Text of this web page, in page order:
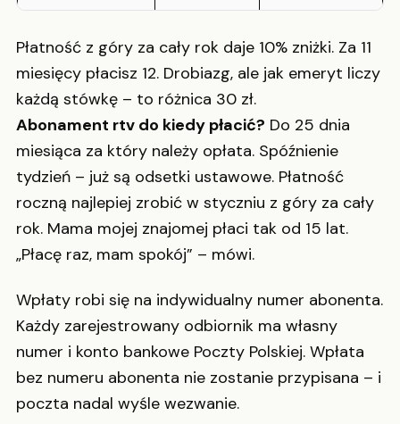
Płatność z góry za cały rok daje 10% zniżki. Za 11
miesięcy płacisz 12. Drobiazg, ale jak emeryt liczy
każdą stówkę – to różnica 30 zł.
Abonament rtv do kiedy płacić? Do 25 dnia
miesiąca za który należy opłata. Spóźnienie
tydzień – już są odsetki ustawowe. Płatność
roczną najlepiej zrobić w styczniu z góry za cały
rok. Mama mojej znajomej płaci tak od 15 lat.
„Płacę raz, mam spokój” – mówi.
Wpłaty robi się na indywidualny numer abonenta.
Każdy zarejestrowany odbiornik ma własny
numer i konto bankowe Poczty Polskiej. Wpłata
bez numeru abonenta nie zostanie przypisana – i
poczta nadal wyśle wezwanie.